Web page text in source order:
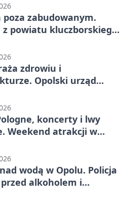
poza zabudowanym.
z powiatu kluczborskiego
zdrowiu i
Opolski urząd
koncerty i lwy
Weekend atrakcji w
wodą w Opolu. Policja
alkoholem i